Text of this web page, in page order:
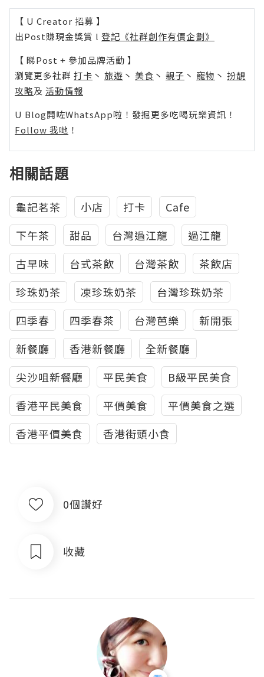
【 U Creator 招募 】
出Post賺現金獎賞 l 登記《社群創作有價企劃》
【 睇Post + 參加品牌活動 】
瀏覽更多社群 打卡 丶 旅遊 丶 美食 丶 親子 丶 寵物 丶 扮靚
攻略及 活動情報
U Blog開咗WhatsApp啦！發掘更多吃喝玩樂資訊！
Follow 我哋 ！
相關話題
龜記茗茶 小店 打卡
Cafe
下午茶
甜品 台灣過江龍
過江龍
古早味
台式茶飲 台灣茶飲
茶飲店
珍珠奶茶
凍珍珠奶茶
台灣珍珠奶茶
四季春
四季春茶 台灣芭樂
新開張
新餐廳
香港新餐廳
全新餐廳
尖沙咀新餐廳
平民美食
B級平民美食
香港平民美食
平價美食
平價美食之選
香港平價美食
香港街頭小食
0個讚好
收藏